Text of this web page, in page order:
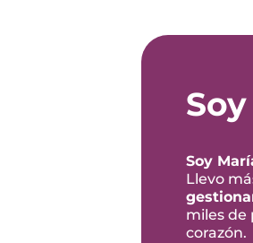
Soy
Llevo
miles de
corazón.